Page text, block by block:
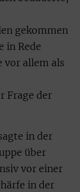
gekommen
in Rede
vor allem als
Frage der
in der
über
vor einer
in der